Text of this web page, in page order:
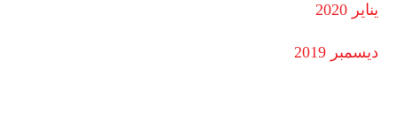
يناير 2020
ديسمبر 2019